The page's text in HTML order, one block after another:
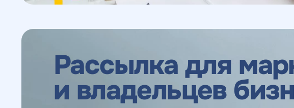
Рассылка для
и владельцев